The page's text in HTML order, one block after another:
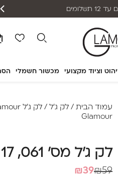
וציוד מקצועי מכשור חשמלי
עמוד הבית / לק ג'ל / לק ג'ל Glamour
Glamour
לק ג'ל מס' 061, 17 מ"ל – Glamour
₪59
המחיר₪39
המחיר